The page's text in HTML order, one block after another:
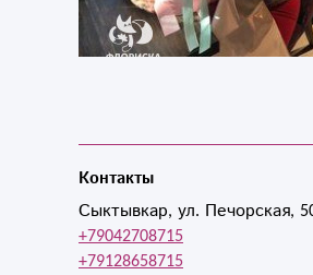
Контакты
Сыктывкар, ул. Печорская,
+79042708715
+79128658715